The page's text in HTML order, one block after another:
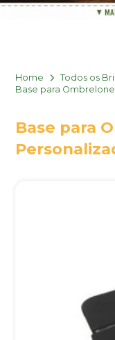
Home
Todos os
Base para
Base para